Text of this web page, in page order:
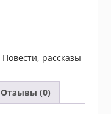
Повести, рассказы
Отзывы (0)